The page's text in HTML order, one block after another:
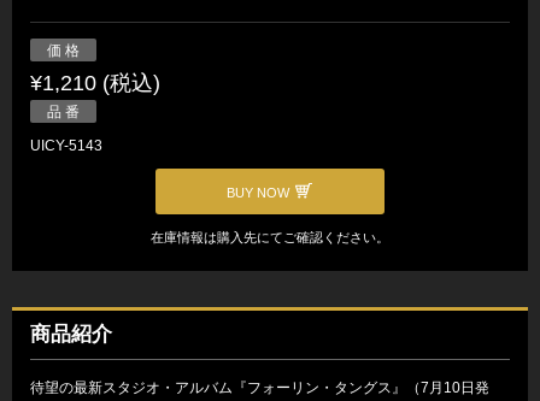
価 格
¥1,210 (税込)
品 番
UICY-5143
BUY NOW
在庫情報は購入先にてご確認ください。
商品紹介
待望の最新スタジオ・アルバム『フォーリン・タングス』（7月10日発